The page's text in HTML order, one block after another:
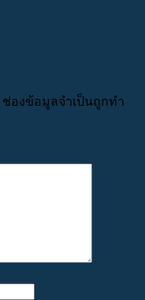
ช่องข้อมูลจำเป็นถูกทำ